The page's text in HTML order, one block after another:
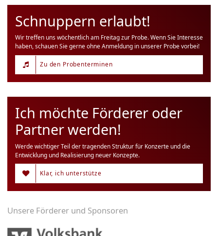
Schnuppern erlaubt!
Wir treffen uns wöchentlich am Freitag zur Probe. Wenn Sie Interesse
haben, schauen Sie gerne ohne Anmeldung in unserer Probe vorbei!
Zu den Probenterminen
Ich möchte Förderer oder
Partner werden!
Werde wichtiger Teil der tragenden Struktur für Konzerte und die
Entwicklung und Realisierung neuer Konzepte.
Klar, ich unterstütze
Unsere Förderer und Sponsoren